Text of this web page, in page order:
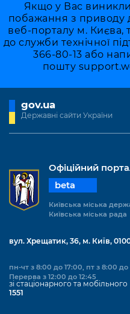
Якщо у Вас
побажання з
веб-порталу м. Києва,
до служби технічної
366-80-13 або
пошту
gov.ua
Державні сайти України
Офіційний
beta
Київська міська
Київська міська рада
вул. Хрещатик, 36, м. Київ,
пн-чт з 8:00 до 17:00, пт з 8:00 до
Перерва з 12:00 до 12:45
зі стаціонарного та мобільного
1551